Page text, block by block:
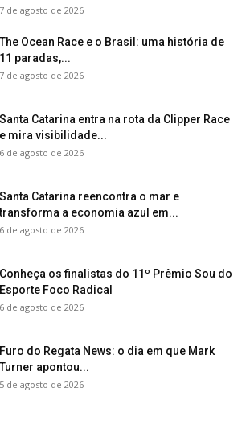
7 de agosto de 2026
The Ocean Race e o Brasil: uma história de
11 paradas,...
7 de agosto de 2026
Santa Catarina entra na rota da Clipper Race
e mira visibilidade...
6 de agosto de 2026
Santa Catarina reencontra o mar e
transforma a economia azul em...
6 de agosto de 2026
Conheça os finalistas do 11º Prêmio Sou do
Esporte Foco Radical
6 de agosto de 2026
Furo do Regata News: o dia em que Mark
Turner apontou...
5 de agosto de 2026